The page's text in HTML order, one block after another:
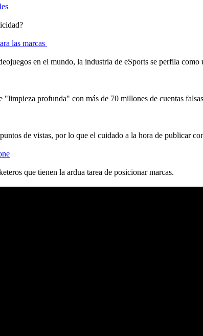
las marcas
en el mundo, la industria de eSports se perfila como
profunda" con más de 70 millones de cuentas
de vistas, por lo que el cuidado a la hora de publicar
que tienen la ardua tarea de posicionar marcas.